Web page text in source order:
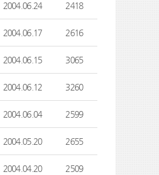
2004.06.24 2418
2004.06.17 2616
2004.06.15 3065
2004.06.12 3260
2004.06.04 2599
2004.05.20 2655
2004.04.20 2509